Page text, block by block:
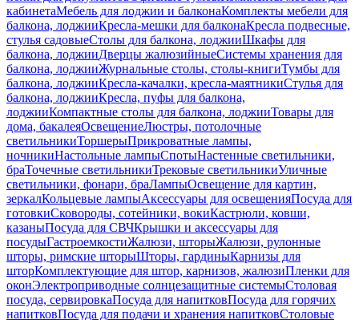
кабинетаМебель для лоджии и балконаКомплекты мебели для
балкона, лоджииКресла-мешки для балконаКресла подвесные,
стулья садовыеСтолы для балкона, лоджииШкафы для
балкона, лоджииДверцы жалюзийныеСистемы хранения для
балкона, лоджииЖурнальные столы, столы-книгиТумбы для
балкона, лоджииКресла-качалки, кресла-маятникиСтулья для
балкона, лоджииКресла, пуфы для балкона,
лоджииКомпактные столы для балкона, лоджииТовары для
дома, бакалеяОсвещениеЛюстры, потолочные
светильникиТоршерыПрикроватные лампы,
ночникиНастольные лампыСпотыНастенные светильники,
браТочечные светильникиТрековые светильникиУличные
светильники, фонари, браЛампыОсвещение для картин,
зеркалКольцевые лампыАксессуары для освещенияПосуда для
готовкиСковороды, сотейники, вокиКастрюли, ковши,
казаныПосуда для СВЧКрышки и аксессуары для
посудыГастроемкостиЖалюзи, шторыЖалюзи, рулонные
шторы, римские шторыШторы, гардиныКарнизы для
шторКомплектующие для штор, карнизов, жалюзиПленки для
оконЭлектроприводные солнцезащитные системыСтоловая
посуда, сервировкаПосуда для напитковПосуда для горячих
напитковПосуда для подачи и хранения напитковСтоловые